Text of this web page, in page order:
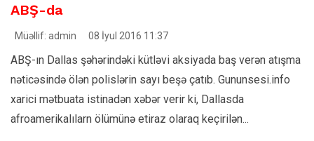
ABŞ-da
Müəllif: admin 08 İyul 2016 11:37
ABŞ-ın Dallas şəhərindəki kütləvi aksiyada baş verən atışma
nəticəsində ölən polislərin sayı beşə çatıb. Gununsesi.info
xarici mətbuata istinadən xəbər verir ki, Dallasda
afroamerikalılarn ölümünə etiraz olaraq keçirilən...